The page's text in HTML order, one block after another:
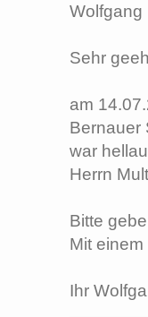
Wolfgang
Sehr
am
Bernauer
war
Herrn
Bitte
Mit
Ihr